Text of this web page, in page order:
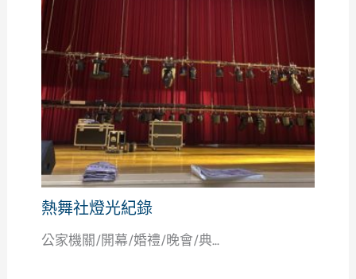
熱舞社燈光紀錄
公家機關/開幕/婚禮/晚會/典...